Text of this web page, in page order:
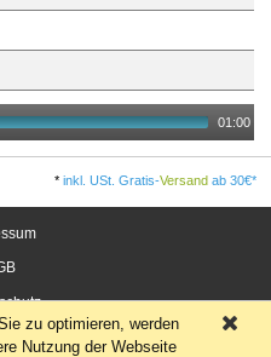
01:00
*inkl. USt. Gratis-Versand ab 30€*
Verbraucher
zu optimieren, werden
Nutzung der Webseite